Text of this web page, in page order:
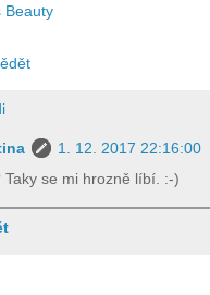
Beauty
1. 12. 2017 22:16:00
Taky se mi hrozně líbí. :-)